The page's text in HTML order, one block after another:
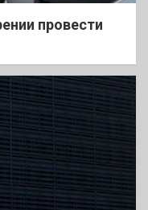
провести